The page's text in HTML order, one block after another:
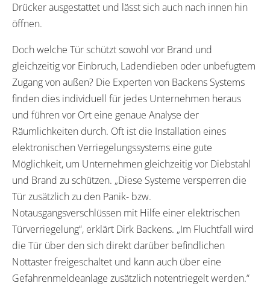
Drücker ausgestattet und lässt sich auch nach innen hin
öffnen.
Doch welche Tür schützt sowohl vor Brand und
gleichzeitig vor Einbruch, Ladendieben oder unbefugtem
Zugang von außen? Die Experten von Backens Systems
finden dies individuell für jedes Unternehmen heraus
und führen vor Ort eine genaue Analyse der
Räumlichkeiten durch. Oft ist die Installation eines
elektronischen Verriegelungssystems eine gute
Möglichkeit, um Unternehmen gleichzeitig vor Diebstahl
und Brand zu schützen. „Diese Systeme versperren die
Tür zusätzlich zu den Panik- bzw.
Notausgangsverschlüssen mit Hilfe einer elektrischen
Türverriegelung“, erklärt Dirk Backens. „Im Fluchtfall wird
die Tür über den sich direkt darüber befindlichen
Nottaster freigeschaltet und kann auch über eine
Gefahrenmeldeanlage zusätzlich notentriegelt werden.“